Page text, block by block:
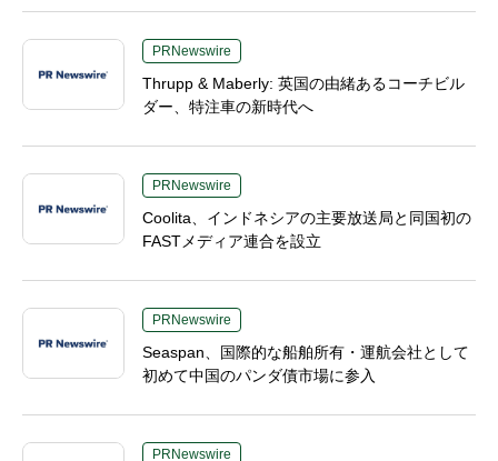
PRNewswire
Thrupp & Maberly: 英国の由緒あるコーチビル
ダー、特注車の新時代へ
PRNewswire
Coolita、インドネシアの主要放送局と同国初の
FASTメディア連合を設立
PRNewswire
Seaspan、国際的な船舶所有・運航会社として
初めて中国のパンダ債市場に参入
PRNewswire